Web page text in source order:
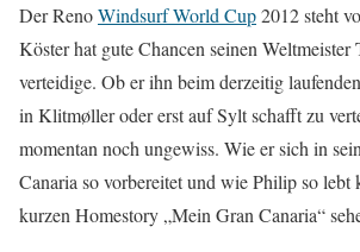
Der RenoWindsurf World Cup2012 steht
Köster hat gute Chancen seinen
verteidige. Ob er ihn beim derzeitig
in Klitmøller oder erst auf Sylt schafft zu
momentan noch ungewiss. Wie er sich in
Canaria so vorbereitet und wie Philip so lebt
kurzen Homestory „Mein Gran Canaria“